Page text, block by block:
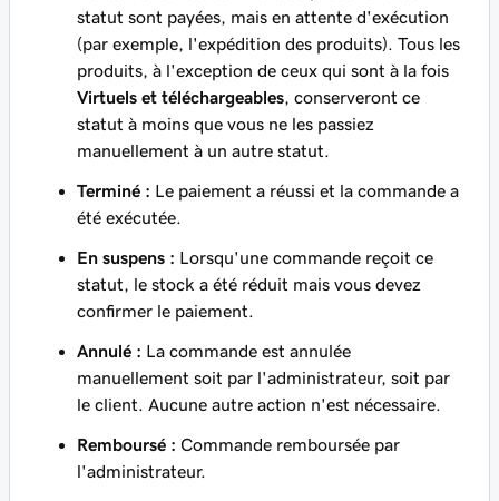
statut sont payées, mais en attente d'exécution
(par exemple, l'expédition des produits). Tous les
produits, à l'exception de ceux qui sont à la fois
Virtuels et téléchargeables , conserveront ce
statut à moins que vous ne les passiez
manuellement à un autre statut.
Terminé : Le paiement a réussi et la commande a
été exécutée.
En suspens : Lorsqu'une commande reçoit ce
statut, le stock a été réduit mais vous devez
confirmer le paiement.
Annulé : La commande est annulée
manuellement soit par l'administrateur, soit par
le client. Aucune autre action n'est nécessaire.
Remboursé : Commande remboursée par
l'administrateur.